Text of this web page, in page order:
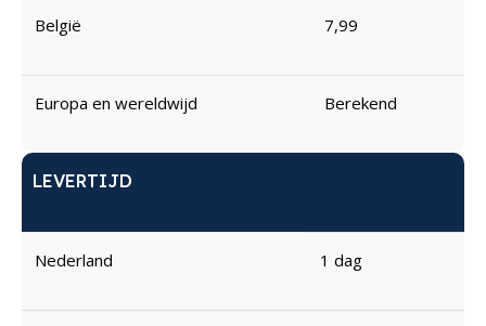
België 7,99
Europa en wereldwijd Berekend
LEVERTIJD
Nederland 1 dag